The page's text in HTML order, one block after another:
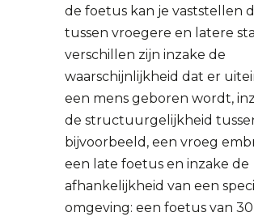
de foetus kan je vaststellen
tussen vroegere en latere
verschillen zijn inzake de
waarschijnlijkheid dat er
een mens geboren wordt,
de structuurgelijkheid
bijvoorbeeld, een vroeg
een late foetus en inzake de
afhankelijkheid van een
omgeving: een foetus van 30